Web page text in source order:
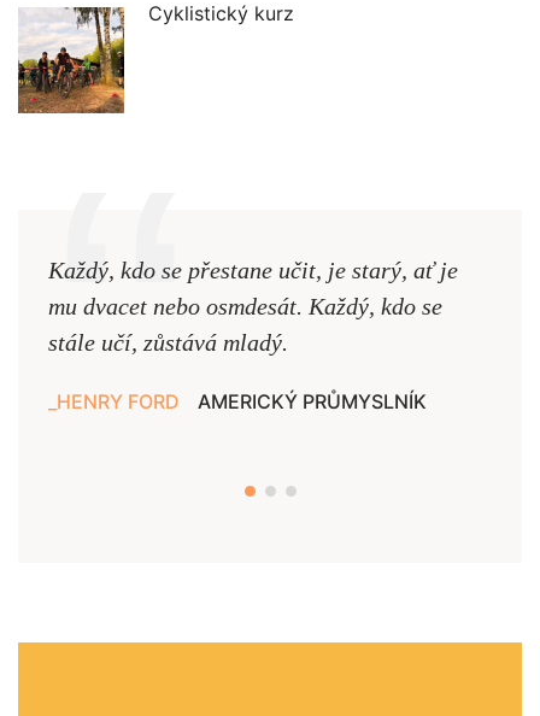
Cyklistický kurz
Každý, kdo se přestane učit, je starý, ať je
mu dvacet nebo osmdesát. Každý, kdo se
stále učí, zůstává mladý.
HENRY FORD AMERICKÝ PRŮMYSLNÍK